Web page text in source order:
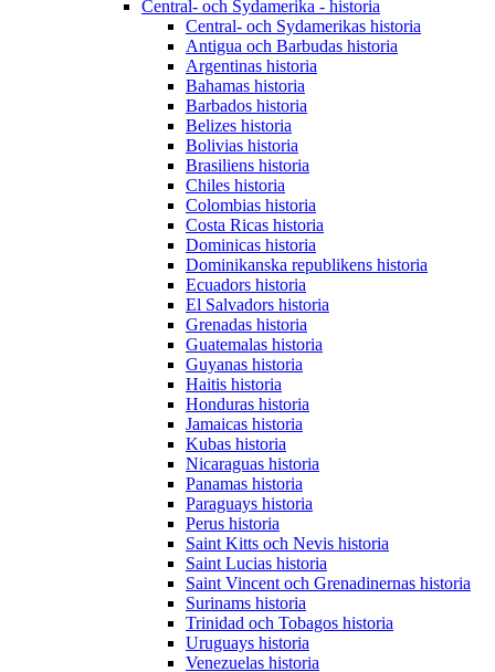
Central- och Sydamerika - historia
Central- och Sydamerikas historia
Antigua och Barbudas historia
Argentinas historia
Bahamas historia
Barbados historia
Belizes historia
Bolivias historia
Brasiliens historia
Chiles historia
Colombias historia
Costa Ricas historia
Dominicas historia
Dominikanska republikens historia
Ecuadors historia
El Salvadors historia
Grenadas historia
Guatemalas historia
Guyanas historia
Haitis historia
Honduras historia
Jamaicas historia
Kubas historia
Nicaraguas historia
Panamas historia
Paraguays historia
Perus historia
Saint Kitts och Nevis historia
Saint Lucias historia
Saint Vincent och Grenadinernas historia
Surinams historia
Trinidad och Tobagos historia
Uruguays historia
Venezuelas historia